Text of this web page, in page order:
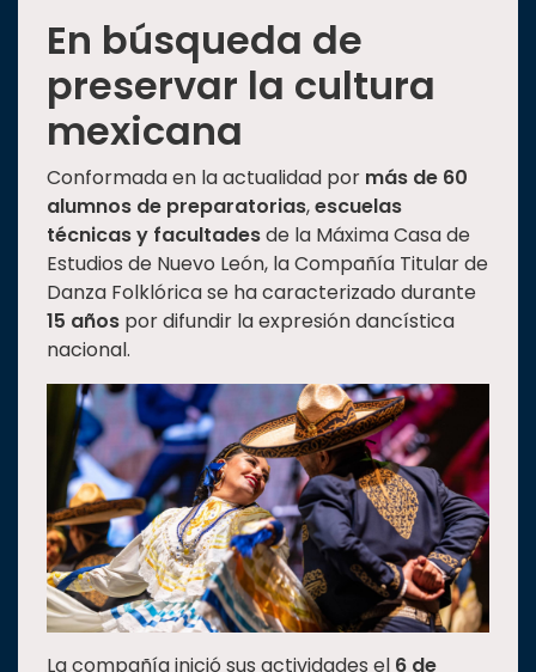
En búsqueda de
preservar la cultura
mexicana
Conformada en la actualidad por más de 60
alumnos de preparatorias,escuelas
técnicas y facultadesde la Máxima Casa de
Estudios de Nuevo León, la Compañía Titular de
Danza Folklórica se ha caracterizado durante
15 años por difundir la expresión dancística
nacional.
La compañía inició sus actividades el 6 de